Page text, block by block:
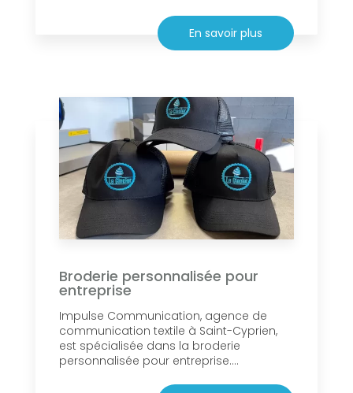
En savoir plus
Broderie personnalisée pour
entreprise
Impulse Communication, agence de
communication textile à Saint-Cyprien,
est spécialisée dans la broderie
personnalisée pour entreprise....